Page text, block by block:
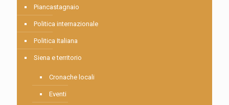
Piancastagnaio
Politica internazionale
Politica Italiana
Siena e territorio
Cronache locali
Eventi